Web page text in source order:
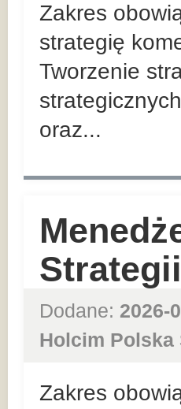
Zakres
strategię
Tworzenie
oraz...
Dodane: 2026-
Holcim Polska
Zakres